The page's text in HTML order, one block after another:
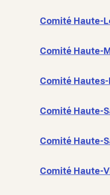
Comité Haute-
Comité Haute-
Comité
Comité Haute-
Comité Haute-
Comité Haute-